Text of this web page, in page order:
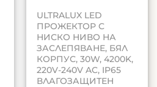
ULTRALUX LED
ПРОЖЕКТОР С
НИСКО НИВО НА
ЗАСЛЕПЯВАНЕ, БЯЛ
КОРПУС, 30W, 4200K,
220V-240V AC, IP65
ВЛАГОЗАЩИТЕН